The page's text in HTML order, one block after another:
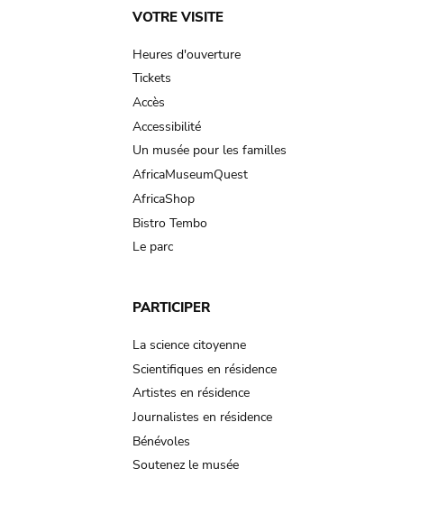
Main
navigation
VOTRE VISITE
Heures d'ouverture
Tickets
Accès
Accessibilité
Un musée pour les familles
AfricaMuseumQuest
AfricaShop
Bistro Tembo
Le parc
PARTICIPER
La science citoyenne
Scientifiques en résidence
Artistes en résidence
Journalistes en résidence
Bénévoles
Soutenez le musée